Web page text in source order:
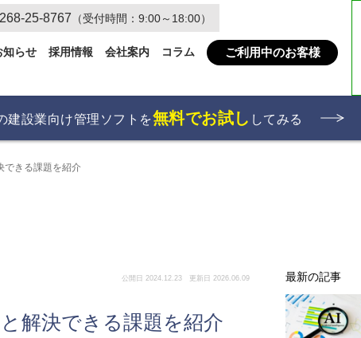
知らせ 採用情報 会社案内 コラム ご利用中のお客様
25-8767 （受付時間：9:00～18:00）
建設業向け管理ソフトを無料でお試し してみる
できる課題を紹介
公開日 2024.12.23 更新日 2026.06.09
解決できる課題を紹介
最新の記事